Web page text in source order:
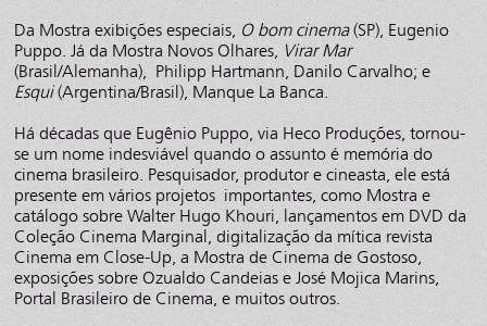
Da Mostra exibições especiais, O bom cinema(SP), Eugenio
Puppo. Já da Mostra Novos Olhares, Virar Mar
(Brasil/Alemanha), Philipp Hartmann, Danilo Carvalho; e
Esqui(Argentina/Brasil), Manque La Banca.
Há décadas que Eugênio Puppo, via Heco Produções, tornou-
se um nome indesviável quando o assunto é memória do
cinema brasileiro. Pesquisador, produtor e cineasta, ele está
presente em vários projetos importantes, como Mostra e
catálogo sobre Walter Hugo Khouri, lançamentos em DVD da
Coleção Cinema Marginal, digitalização da mítica revista
Cinema em Close-Up, a Mostra de Cinema de Gostoso,
exposições sobre Ozualdo Candeias e José Mojica Marins,
Portal Brasileiro de Cinema, e muitos outros.